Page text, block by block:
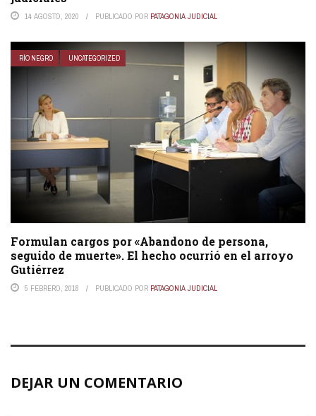
14 AGOSTO, 2020 PUBLICADO POR PATAGONIA JUDICIAL
RÍO NEGRO UNCATEGORIZED
Formulan cargos por «Abandono de persona,
seguido de muerte». El hecho ocurrió en el arroyo
Gutiérrez
5 FEBRERO, 2018 PUBLICADO POR PATAGONIA JUDICIAL
DEJAR UN COMENTARIO